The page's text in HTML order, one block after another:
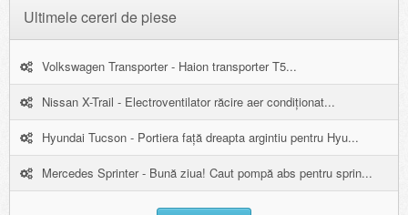
Ultimele cereri de piese
Volkswagen Transporter - Haion transporter T5...
Nissan X-Trail - Electroventilator răcire aer condiționat...
Hyundai Tucson - Portiera față dreapta argintiu pentru Hyu...
Mercedes Sprinter - Bună ziua! Caut pompă abs pentru sprin...